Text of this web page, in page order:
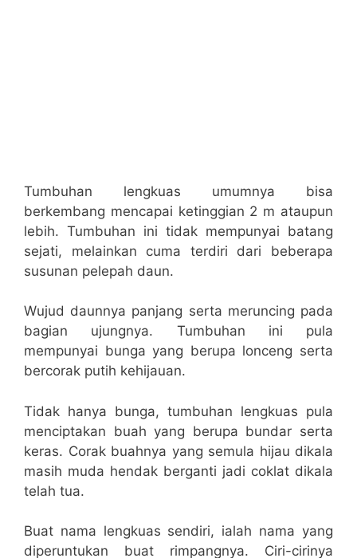
Tumbuhan lengkuas umumnya bisa
berkembang mencapai ketinggian 2 m ataupun
lebih. Tumbuhan ini tidak mempunyai batang
sejati, melainkan cuma terdiri dari beberapa
susunan pelepah daun.
Wujud daunnya panjang serta meruncing pada
bagian ujungnya. Tumbuhan ini pula
mempunyai bunga yang berupa lonceng serta
bercorak putih kehijauan.
Tidak hanya bunga, tumbuhan lengkuas pula
menciptakan buah yang berupa bundar serta
keras. Corak buahnya yang semula hijau dikala
masih muda hendak berganti jadi coklat dikala
telah tua.
Buat nama lengkuas sendiri, ialah nama yang
diperuntukan buat rimpangnya. Ciri-cirinya